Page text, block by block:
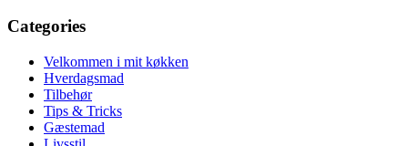
Categories
Velkommen i mit køkken
Hverdagsmad
Tilbehør
Tips & Tricks
Gæstemad